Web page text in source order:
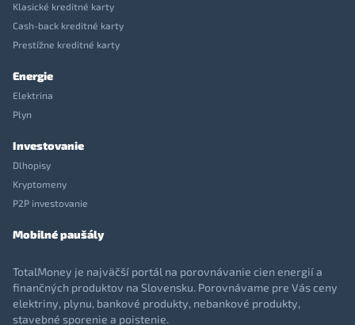
Klasické kreditné karty
Cash-back kreditné karty
Prestížne kreditné karty
Energie
Elektrina
Plyn
Investovanie
Dlhopisy
Kryptomeny
P2P investovanie
Mobilné paušály
TotalMoney je najväčší portál na porovnávanie cien energií a
finančných produktov na Slovensku. Porovnávame pre Vás ceny
elektriny, plynu, bankové produkty, nebankové produkty,
stavebné sporenie a poistenie.